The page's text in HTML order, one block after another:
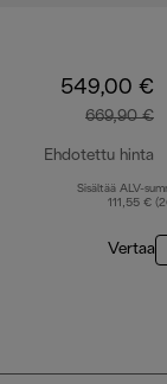
549,00 €
669,90 €
Ehdotettu hinta
Sisältää ALV-
111,55 €
Vertaa